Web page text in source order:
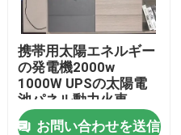
携帯用太陽エネルギー
の発電機2000w
1000W UPSの太陽電
池パネル動力火車
お問い合わせを送信